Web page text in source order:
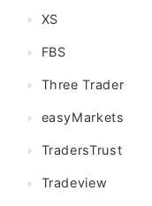
XS
FBS
Three Trader
easyMarkets
TradersTrust
Tradeview